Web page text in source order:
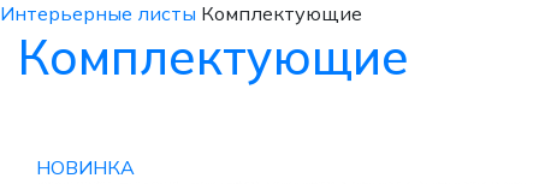
Интерьерные листы Комплектующие
Комплектующие
НОВИНКА